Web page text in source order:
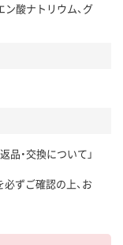
ン酸ナトリウム、グ
品・交換について」
必ずご確認の上、お